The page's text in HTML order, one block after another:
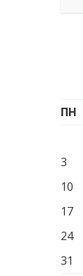
ПН
3
10
17
24
31